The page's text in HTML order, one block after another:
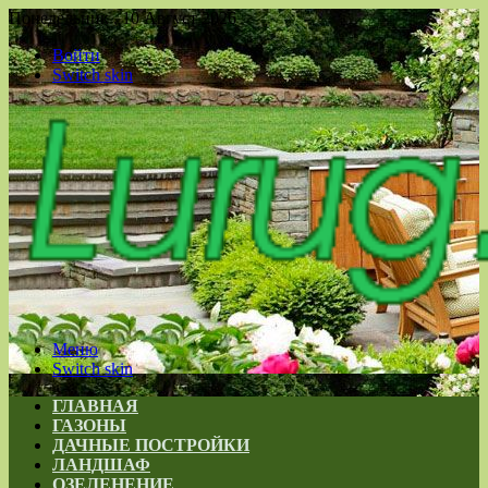
Понедельник , 10 Август 2026
Войти
Switch skin
Меню
Switch skin
ГЛАВНАЯ
ГАЗОНЫ
ДАЧНЫЕ ПОСТРОЙКИ
ЛАНДШАФ
ОЗЕЛЕНЕНИЕ